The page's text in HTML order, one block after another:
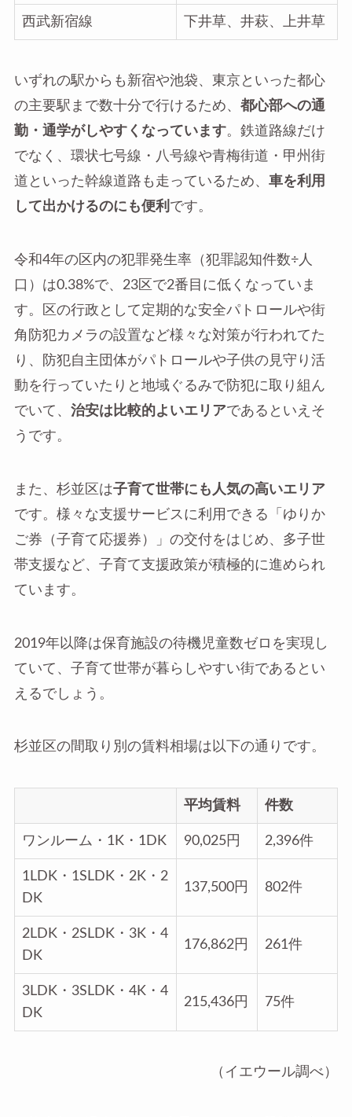
西武新宿線 下井草、井萩、上井草
いずれの駅からも新宿や池袋、東京といった都心
の主要駅まで数十分で行けるため、 都心部への通
勤・通学がしやすくなっています。鉄道路線だけ
でなく、環状七号線・八号線や青梅街道・甲州街
道といった幹線道路も走っているため、 車を利用
して出かけるのにも便利 です。
令和4年の区内の犯罪発生率（犯罪認知件数÷人
口）は0.38%で、23区で2番目に低くなっていま
す。区の行政として定期的な安全パトロールや街
角防犯カメラの設置など様々な対策が行われてた
り、防犯自主団体がパトロールや子供の見守り活
動を行っていたりと地域ぐるみで防犯に取り組ん
でいて、 治安は比較的よいエリアであるといえそ
うです。
また、杉並区は子育て世帯にも人気の高いエリア
です。様々な支援サービスに利用できる「ゆりか
ご券（子育て応援券）」の交付をはじめ、多子世
帯支援など、子育て支援政策が積極的に進められ
ています。
2019年以降は保育施設の待機児童数ゼロを実現し
ていて、子育て世帯が暮らしやすい街であるとい
えるでしょう。
杉並区の間取り別の賃料相場は以下の通りです。
平均賃料 件数
ワンルーム・1K・1DK 90,025円 2,396件
1LDK・1SLDK・2K・2
DK
137,500円 802件
2LDK・2SLDK・3K・4
DK
176,862円 261件
3LDK・3SLDK・4K・4
DK
215,436円 75件
（イエウール調べ）